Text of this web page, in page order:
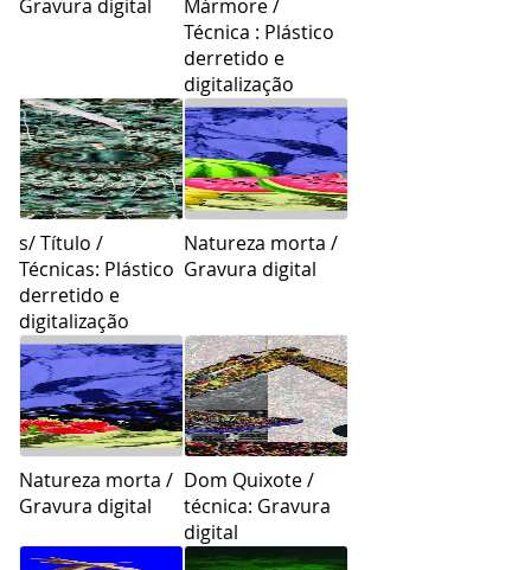
Gravura digital
Mármore /
Técnica : Plástico
derretido e
digitalização
s/ Título /
Técnicas: Plástico
derretido e
digitalização
Natureza morta /
Gravura digital
Natureza morta /
Gravura digital
Dom Quixote /
técnica: Gravura
digital